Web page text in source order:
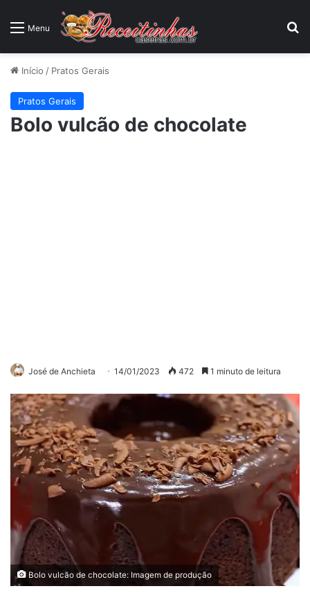
Menu
Início / Pratos Gerais
Pratos Gerais
Bolo vulcão de chocolate
José de Anchieta 14/01/2023 472 1 minuto de leitura
Bolo vulcão de chocolate: Imagem de produção